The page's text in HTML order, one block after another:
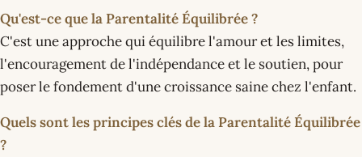
Qu'est-ce que la Parentalité Équilibrée ?
C'est une approche qui équilibre l'amour et les limites,
l'encouragement de l'indépendance et le soutien, pour
poser le fondement d'une croissance saine chez l'enfant.
Quels sont les principes clés de la Parentalité Équilibrée
?